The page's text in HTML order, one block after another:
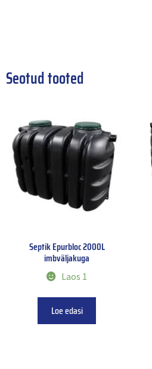
Seotud tooted
Septik Epurbloc 2000L
imbväljakuga
Laos 1
Loe edasi